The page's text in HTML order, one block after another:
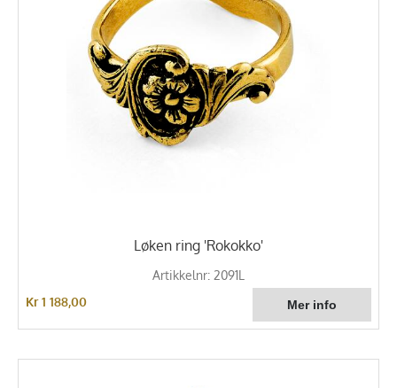
Løken ring 'Rokokko'
Artikkelnr: 2091L
Kr 1 188,00